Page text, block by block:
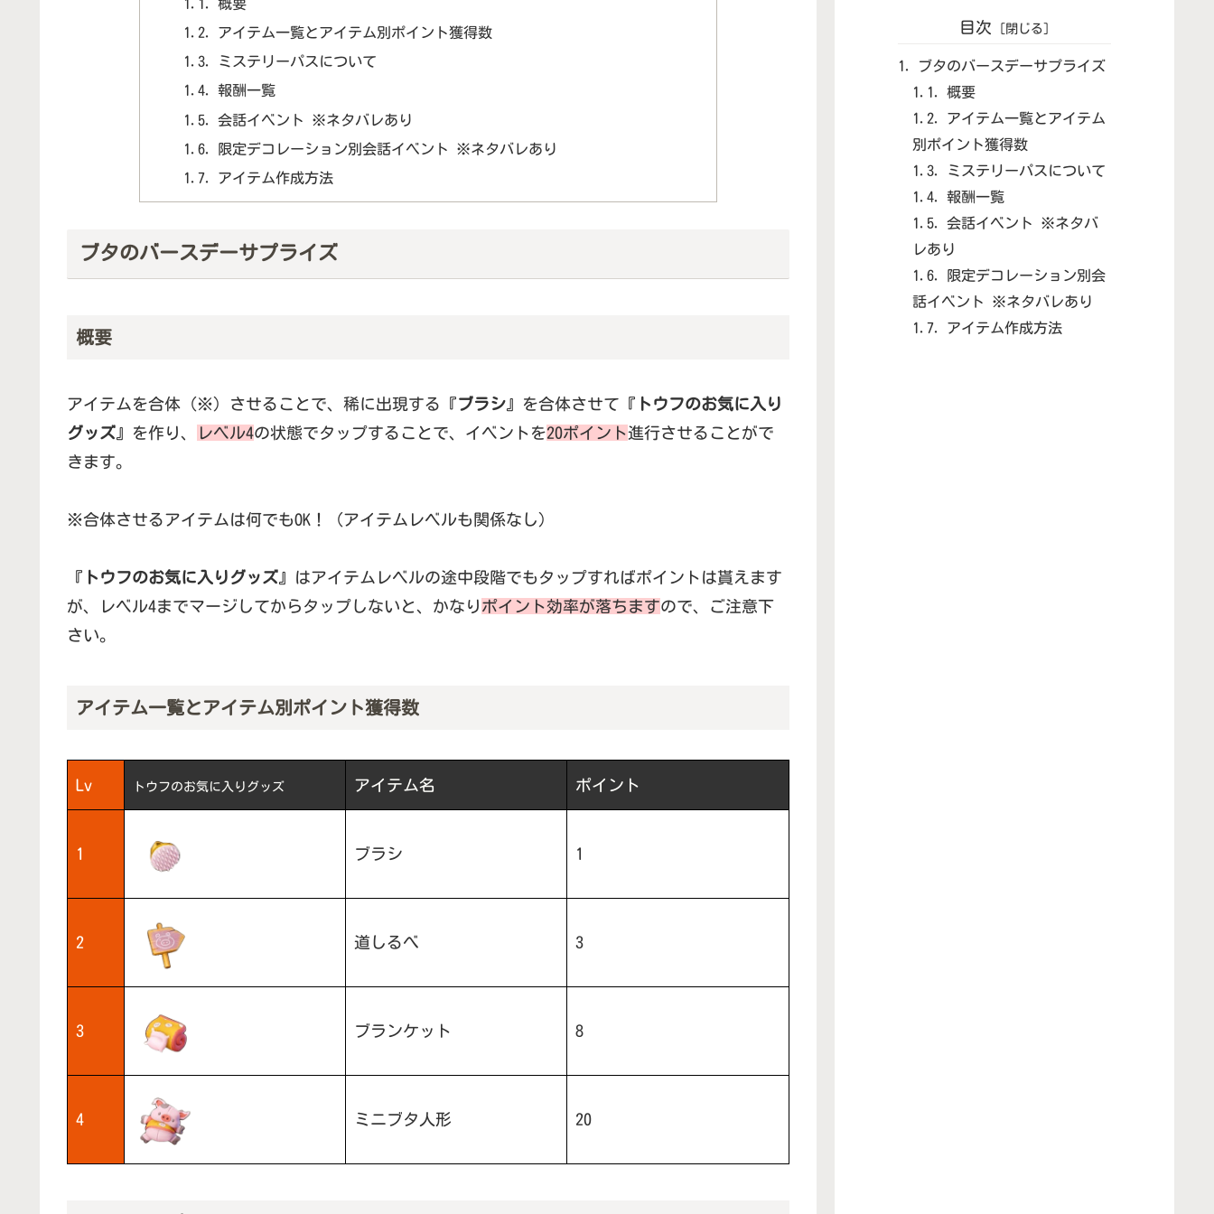
概要
アイテム一覧とアイテム別ポイント獲得数
ミステリーパスについて
報酬一覧
会話イベント ※ネタバレあり
限定デコレーション別会話イベント ※ネタバレあり
アイテム作成方法
ブタのバースデーサプライズ
概要
アイテムを合体（※）させることで、稀に出現する『ブラシ 』を合体させて『 トウフのお気に入り
グッズ 』を作り、 レベル4の状態でタップすることで、イベントを20ポイント進行させることがで
きます。
※合体させるアイテムは何でもOK！（アイテムレベルも関係なし）
『 トウフのお気に入りグッズ 』はアイテムレベルの途中段階でもタップすればポイントは貰えます
が、レベル4までマージしてからタップしないと、かなり ポイント効率が落ちますので、ご注意下
さい。
アイテム一覧とアイテム別ポイント獲得数
Lv トウフのお気に入りグッズ アイテム名 ポイント
1 ブラシ 1
2 道しるべ 3
3 ブランケット 8
4 ミニブタ人形 20
目次
ブタのバースデーサプライズ
概要
アイテム一覧とアイテム
別ポイント獲得数
ミステリーパスについて
報酬一覧
会話イベント ※ネタバ
レあり
限定デコレーション別会
話イベント ※ネタバレあり
アイテム作成方法